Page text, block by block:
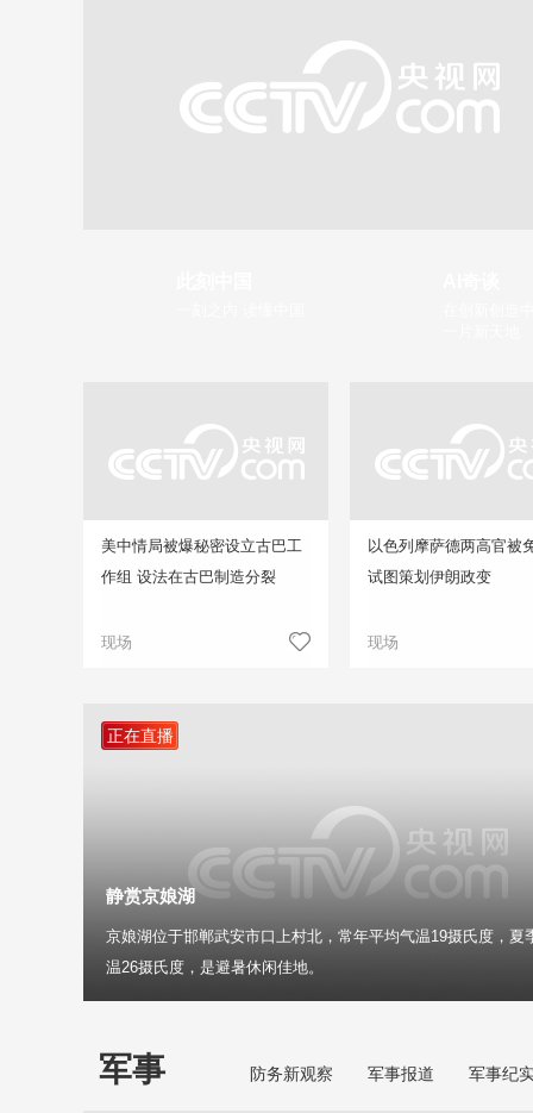
美中情局被爆秘密设立古巴工
作组 设法在古巴制造分裂
现场
以色列摩萨德两高官被
试图策划伊朗政变
现场
正在直播
静赏京娘湖
京娘湖位于邯郸武安市口上村北，常年平均气温19摄氏度，夏
温26摄氏度，是避暑休闲佳地。
军事 防务新观察 军事报道 军事纪